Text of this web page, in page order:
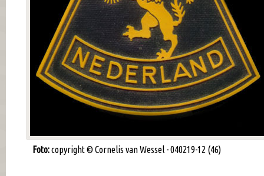
Foto:copyright © Cornelis van Wessel - 040219-12 (46)